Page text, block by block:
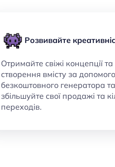
Розвивайте
Отримайте свіжі концепції та
створення вмісту за
безкоштовного генератора та
збільшуйте свої продажі та
переходів.